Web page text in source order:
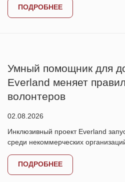
ПОДРОБНЕЕ
Умный помощник для
Everland меняет
волонтеров
02.08.2026
Инклюзивный проект Everland
среди некоммерческих
ПОДРОБНЕЕ